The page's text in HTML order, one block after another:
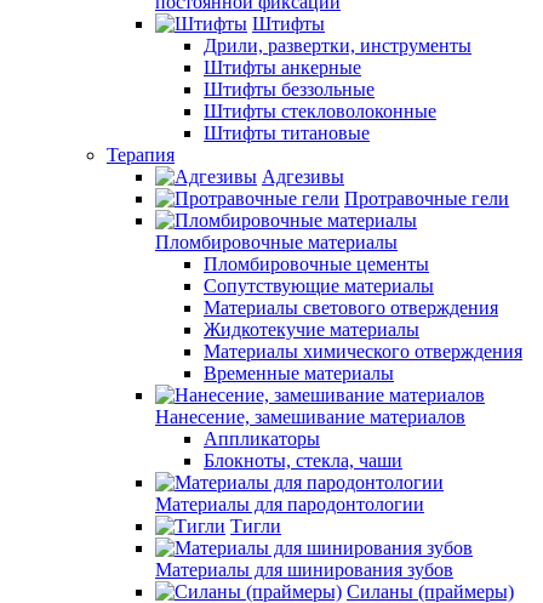
Штифты
Дрили, развертки, инструменты
Штифты анкерные
Штифты беззольные
Штифты стекловолоконные
Штифты титановые
Терапия
Адгезивы
Протравочные гели
Пломбировочные материалы
Пломбировочные цементы
Сопутствующие материалы
Материалы светового отверждения
Жидкотекучие материалы
Материалы химического отверждения
Временные материалы
Нанесение, замешивание материалов
Аппликаторы
Блокноты, стекла, чаши
Материалы для пародонтологии
Тигли
Материалы для шинирования зубов
Силаны (праймеры)